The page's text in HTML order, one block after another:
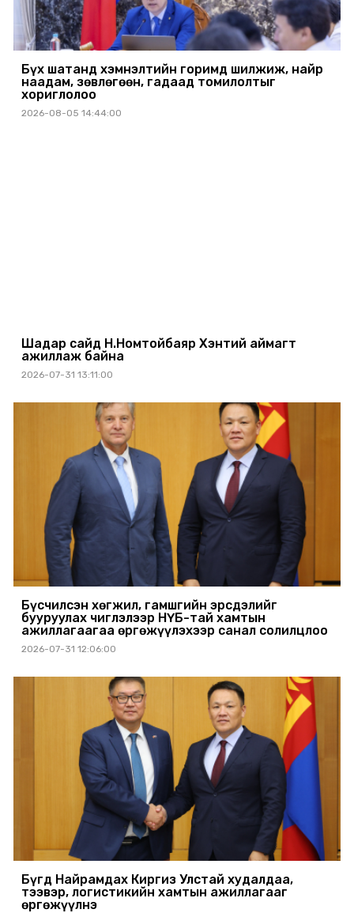
Бүх шатанд хэмнэлтийн горимд шилжиж, найр
наадам, зөвлөгөөн, гадаад томилолтыг
хориглолоо
2026-08-05 14:44:00
Шадар сайд Н.Номтойбаяр Хэнтий аймагт
ажиллаж байна
2026-07-31 13:11:00
Бүсчилсэн хөгжил, гамшгийн эрсдэлийг
бууруулах чиглэлээр НҮБ-тай хамтын
ажиллагаагаа өргөжүүлэхээр санал солилцлоо
2026-07-31 12:06:00
Бүгд Найрамдах Киргиз Улстай худалдаа,
тээвэр, логистикийн хамтын ажиллагааг
өргөжүүлнэ